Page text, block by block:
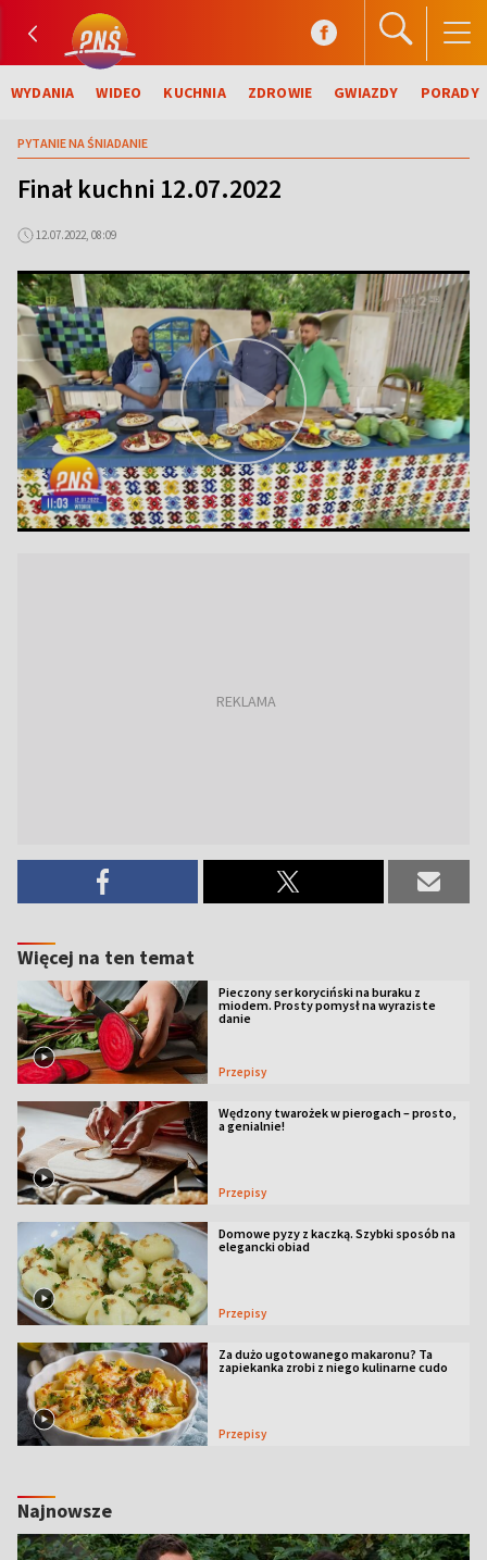
WYDANIA WIDEO KUCHNIA ZDROWIE GWIAZDY PORADY
PYTANIE NA ŚNIADANIE
Finał kuchni 12.07.2022
12.07.2022, 08:09
Więcej na ten temat
Pieczony ser koryciński na buraku z
miodem. Prosty pomysł na wyraziste
danie
Przepisy
Wędzony twarożek w pierogach – prosto,
a genialnie!
Przepisy
Domowe pyzy z kaczką. Szybki sposób na
elegancki obiad
Przepisy
Za dużo ugotowanego makaronu? Ta
zapiekanka zrobi z niego kulinarne cudo
Przepisy
Najnowsze